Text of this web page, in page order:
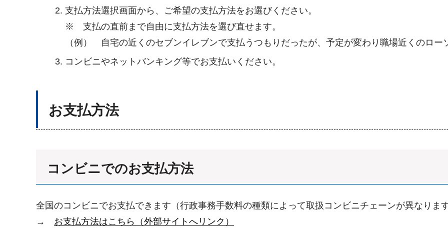
支払方法選択画面から、ご希望の支払方法をお選びください。
※ 支払の直前まで自由に支払方法を選び直せます。
（例） 自宅の近くのセブンイレブンで支払うつもりだったが、予定が変わり職場近くのロー
コンビニやネットバンキング等でお支払いください。
お支払方法
コンビニでのお支払方法
全国のコンビニでお支払できます（行政事務手数料の種類によって取扱コンビニチェーンが異なります
→ お支払方法はこちら（外部サイトへリンク）